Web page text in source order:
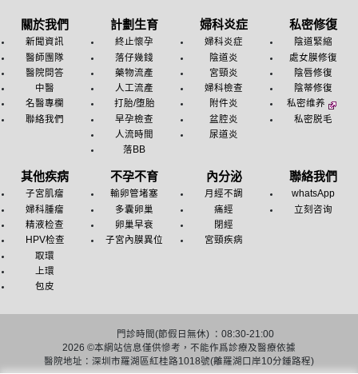
關於我們
新聞資訊
醫師團隊
醫院問答
中醫
名醫專欄
聯絡我們
計劃生育
終止懷孕
落仔幾錢
藥物流產
人工流產
打胎/堕胎
早孕檢查
人流時間
落BB
婦科炎症
婦科炎症
陰道炎
宮頸炎
婦科檢查
附件炎
盆腔炎
尿道炎
私密修復
陰道緊縮
處女膜修復
陰唇修復
陰蒂修復
私密维养
私密脱毛
其他疾病
子宮肌瘤
婦科腫瘤
精液检查
HPV检查
取環
上環
包皮
不孕不育
輸卵管堵塞
多囊卵巢
卵巢早衰
子宮內膜異位
內分泌
月經不調
痛經
閉經
宮頸疾病
聯絡我們
whatsApp
立刻咨询
2026 ©
門診時間(節假日無休) ：08:30-21:00
本網站信息僅供慘考，不能作爲診療及醫療依據
醫院地址：深圳市羅湖區紅桂路1018號(離羅湖口岸10分鍾路程)